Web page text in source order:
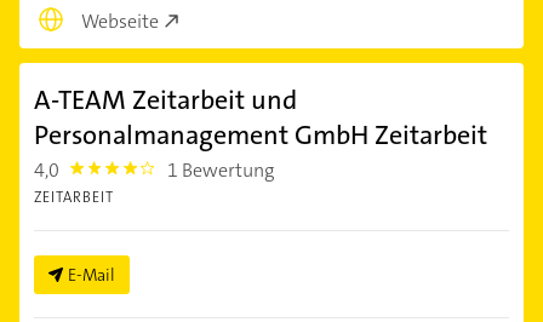
Webseite
A-TEAM Zeitarbeit und
Personalmanagement GmbH Zeitarbeit
4,0 4.0 1 Bewertung
ZEITARBEIT
E-Mail